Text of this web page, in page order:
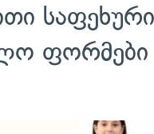
ფორმები